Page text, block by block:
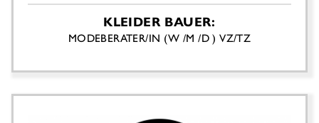
KLEIDER BAUER:
MODEBERATER/IN (W /M /D ) VZ/TZ